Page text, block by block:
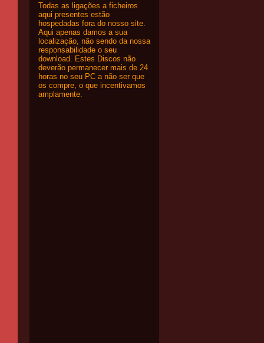
Todas as ligações a ficheiros
aqui presentes estão
hospedadas fora do nosso site.
Aqui apenas damos a sua
localização, não sendo da nossa
responsabilidade o seu
download. Estes Discos não
deverão permanecer mais de 24
horas no seu PC a não ser que
os compre, o que incentivamos
amplamente.